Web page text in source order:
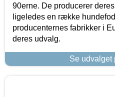
90erne. De producerer
ligeledes en række
producenternes fabrikker i
deres udvalg.
Se udvalget